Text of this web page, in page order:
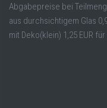
Abgabepreise bei
aus durchsichtigem Glas
mit Deko(klein) 1,25 EUR